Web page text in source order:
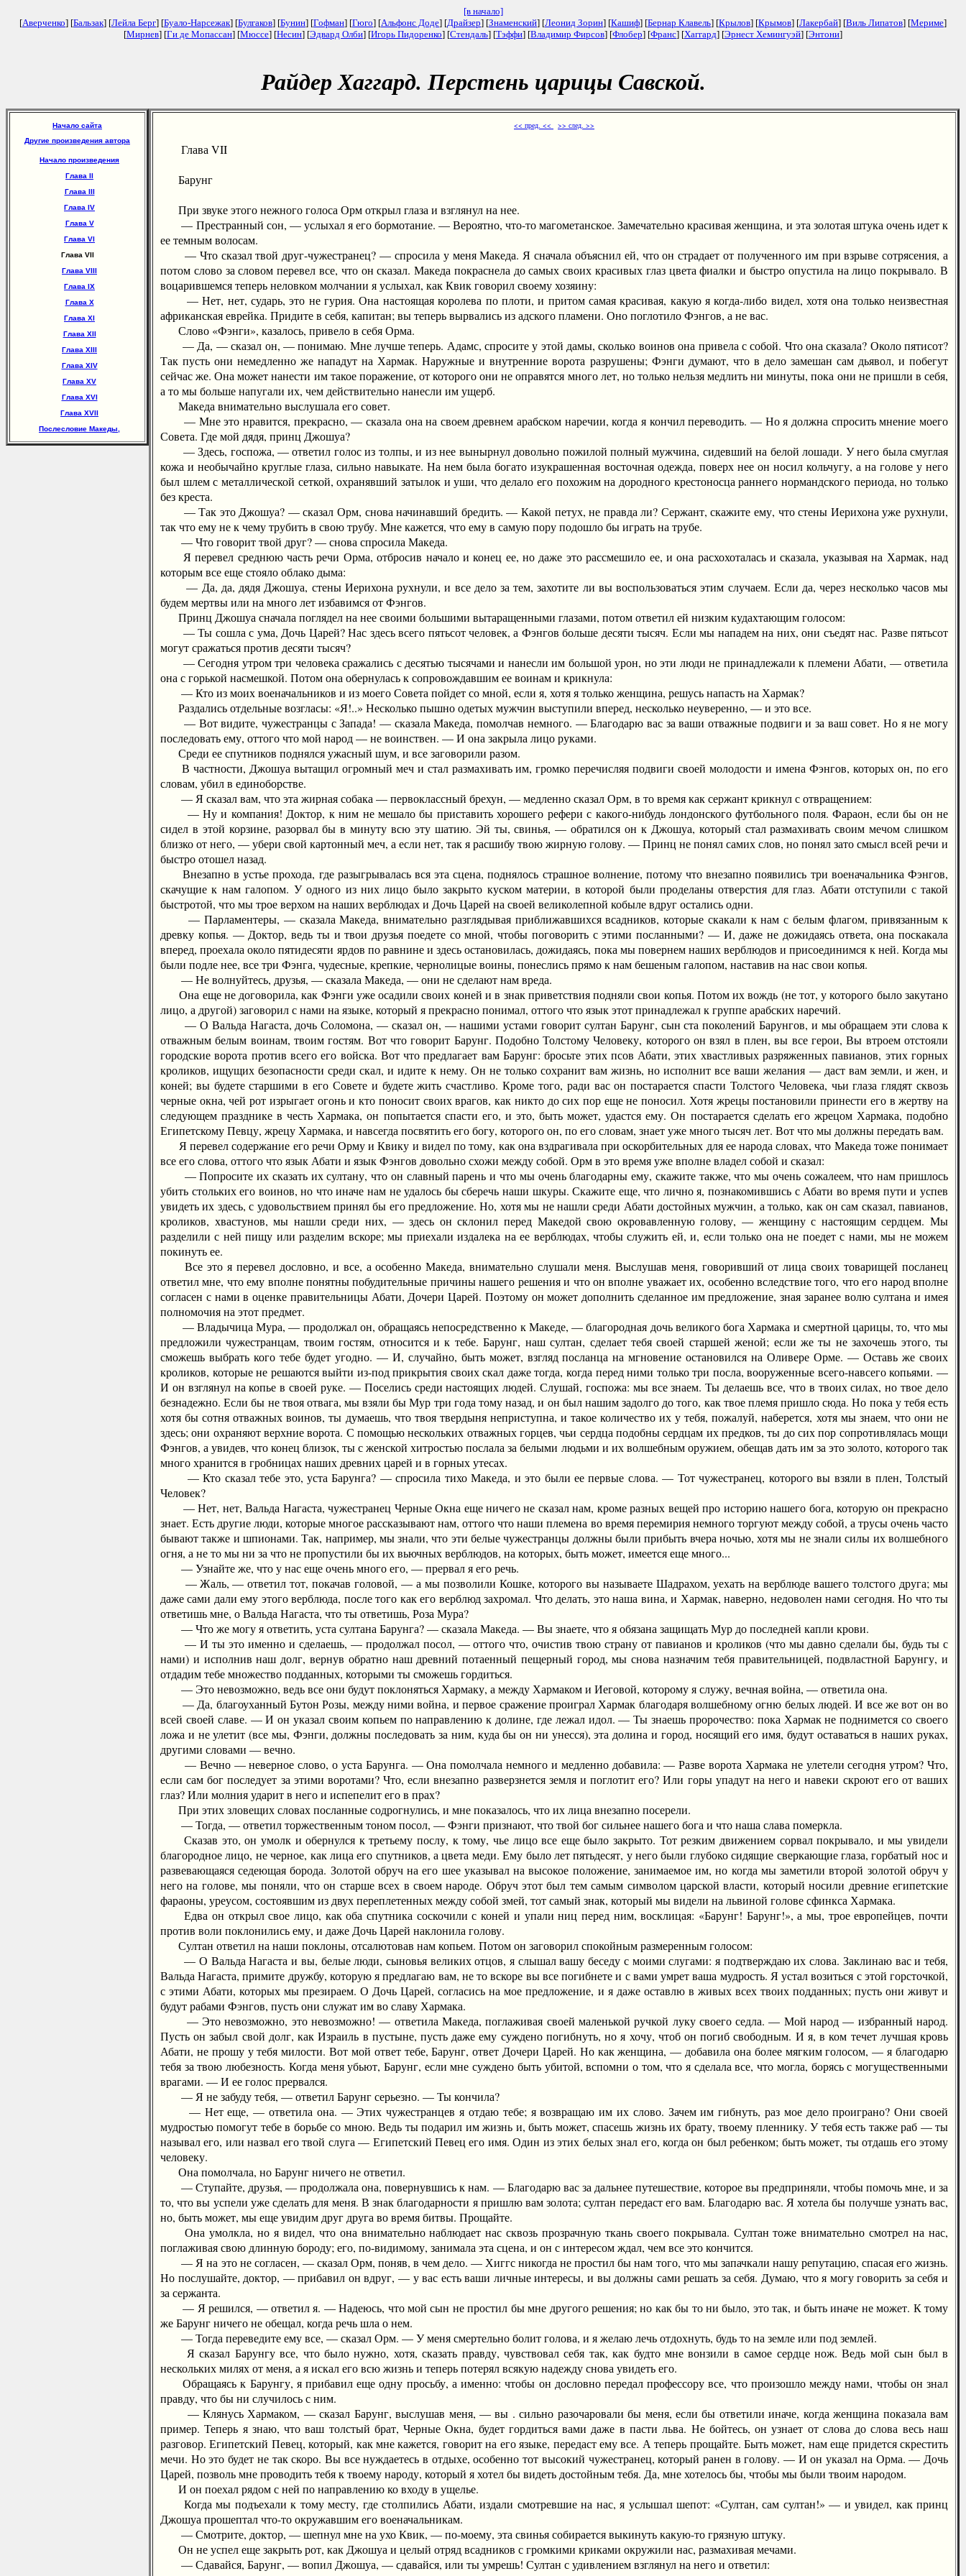
[в начало]
[Аверченко] [Бальзак] [Лейла Берг] [Буало-Нарсежак] [Булгаков] [Бунин] [Гофман] [Гюго] [Альфонс Доде] [Драйзер] [Знаменский] [Леонид Зорин] [Кашиф] [Бернар Клавель] [Крылов] [Крымов] [Лакербай] [Виль Липатов] [Мериме]
[Мирнев] [Ги де Мопассан] [Мюссе] [Несин] [Эдвард Олби] [Игорь Пидоренко] [Стендаль] [Тэффи] [Владимир Фирсов] [Флобер] [Франс] [Хаггард] [Эрнест Хемингуэй] [Энтони]
Райдер Хаггард. Перстень царицы Савской.
Начало сайта
Другие произведения автора
Начало произведения
Глава II
Глава III
Глава IV
Глава V
Глава VI
Глава VII
Глава VIII
Глава IX
Глава X
Глава XI
Глава XII
Глава XIII
Глава XIV
Глава XV
Глава XVI
Глава XVII
Послесловие Македы,
<< пред. << >> след. >>
Глава VII
Барунг
При звуке этого нежного голоса Орм открыл глаза и взглянул на нее.
— Престранный сон, — услыхал я его бормотание. — Вероятно, что-то магометанское. Замечательно красивая женщина, и эта золотая штука очень идет к
ее темным волосам.
— Что сказал твой друг-чужестранец? — спросила у меня Македа. Я сначала объяснил ей, что он страдает от полученного им при взрыве сотрясения, а
потом слово за словом перевел все, что он сказал. Македа покраснела до самых своих красивых глаз цвета фиалки и быстро опустила на лицо покрывало. В
воцарившемся теперь неловком молчании я услыхал, как Квик говорил своему хозяину:
— Нет, нет, сударь, это не гурия. Она настоящая королева по плоти, и притом самая красивая, какую я когда-либо видел, хотя она только неизвестная
африканская еврейка. Придите в себя, капитан; вы теперь вырвались из адского пламени. Оно поглотило Фэнгов, а не вас.
Слово «Фэнги», казалось, привело в себя Орма.
— Да, — сказал он, — понимаю. Мне лучше теперь. Адамс, спросите у этой дамы, сколько воинов она привела с собой. Что она сказала? Около пятисот?
Так пусть они немедленно же нападут на Хармак. Наружные и внутренние ворота разрушены; Фэнги думают, что в дело замешан сам дьявол, и побегут
сейчас же. Она может нанести им такое поражение, от которого они не оправятся много лет, но только нельзя медлить ни минуты, пока они не пришли в себя,
а то мы больше напугали их, чем действительно нанесли им ущерб.
Македа внимательно выслушала его совет.
— Мне это нравится, прекрасно, — сказала она на своем древнем арабском наречии, когда я кончил переводить. — Но я должна спросить мнение моего
Совета. Где мой дядя, принц Джошуа?
— Здесь, госпожа, — ответил голос из толпы, и из нее вынырнул довольно пожилой полный мужчина, сидевший на белой лошади. У него была смуглая
кожа и необычайно круглые глаза, сильно навыкате. На нем была богато изукрашенная восточная одежда, поверх нее он носил кольчугу, а на голове у него
был шлем с металлической сеткой, охранявший затылок и уши, что делало его похожим на дородного крестоносца раннего нормандского периода, но только
без креста.
— Так это Джошуа? — сказал Орм, снова начинавший бредить. — Какой петух, не правда ли? Сержант, скажите ему, что стены Иерихона уже рухнули,
так что ему не к чему трубить в свою трубу. Мне кажется, что ему в самую пору подошло бы играть на трубе.
— Что говорит твой друг? — снова спросила Македа.
Я перевел среднюю часть речи Орма, отбросив начало и конец ее, но даже это рассмешило ее, и она расхохоталась и сказала, указывая на Хармак, над
которым все еще стояло облако дыма:
— Да, да, дядя Джошуа, стены Иерихона рухнули, и все дело за тем, захотите ли вы воспользоваться этим случаем. Если да, через несколько часов мы
будем мертвы или на много лет избавимся от Фэнгов.
Принц Джошуа сначала поглядел на нее своими большими вытаращенными глазами, потом ответил ей низким кудахтающим голосом:
— Ты сошла с ума, Дочь Царей? Нас здесь всего пятьсот человек, а Фэнгов больше десяти тысяч. Если мы нападем на них, они съедят нас. Разве пятьсот
могут сражаться против десяти тысяч?
— Сегодня утром три человека сражались с десятью тысячами и нанесли им большой урон, но эти люди не принадлежали к племени Абати, — ответила
она с горькой насмешкой. Потом она обернулась к сопровождавшим ее воинам и крикнула:
— Кто из моих военачальников и из моего Совета пойдет со мной, если я, хотя я только женщина, решусь напасть на Хармак?
Раздались отдельные возгласы: «Я!..» Несколько пышно одетых мужчин выступили вперед, несколько неуверенно, — и это все.
— Вот видите, чужестранцы с Запада! — сказала Македа, помолчав немного. — Благодарю вас за ваши отважные подвиги и за ваш совет. Но я не могу
последовать ему, оттого что мой народ — не воинствен. — И она закрыла лицо руками.
Среди ее спутников поднялся ужасный шум, и все заговорили разом.
В частности, Джошуа вытащил огромный меч и стал размахивать им, громко перечисляя подвиги своей молодости и имена Фэнгов, которых он, по его
словам, убил в единоборстве.
— Я сказал вам, что эта жирная собака — первоклассный брехун, — медленно сказал Орм, в то время как сержант крикнул с отвращением:
— Ну и компания! Доктор, к ним не мешало бы приставить хорошего рефери с какого-нибудь лондонского футбольного поля. Фараон, если бы он не
сидел в этой корзине, разорвал бы в минуту всю эту шатию. Эй ты, свинья, — обратился он к Джошуа, который стал размахивать своим мечом слишком
близко от него, — убери свой картонный меч, а если нет, так я расшибу твою жирную голову. — Принц не понял самих слов, но понял зато смысл всей речи и
быстро отошел назад.
Внезапно в устье прохода, где разыгрывалась вся эта сцена, поднялось страшное волнение, потому что внезапно появились три военачальника Фэнгов,
скачущие к нам галопом. У одного из них лицо было закрыто куском материи, в которой были проделаны отверстия для глаз. Абати отступили с такой
быстротой, что мы трое верхом на наших верблюдах и Дочь Царей на своей великолепной кобыле вдруг остались одни.
— Парламентеры, — сказала Македа, внимательно разглядывая приближавшихся всадников, которые скакали к нам с белым флагом, привязанным к
древку копья. — Доктор, ведь ты и твои друзья поедете со мной, чтобы поговорить с этими посланными? — И, даже не дожидаясь ответа, она поскакала
вперед, проехала около пятидесяти ярдов по равнине и здесь остановилась, дожидаясь, пока мы повернем наших верблюдов и присоединимся к ней. Когда мы
были подле нее, все три Фэнга, чудесные, крепкие, чернолицые воины, понеслись прямо к нам бешеным галопом, наставив на нас свои копья.
— Не волнуйтесь, друзья, — сказала Македа, — они не сделают нам вреда.
Она еще не договорила, как Фэнги уже осадили своих коней и в знак приветствия подняли свои копья. Потом их вождь (не тот, у которого было закутано
лицо, а другой) заговорил с нами на языке, который я прекрасно понимал, оттого что язык этот принадлежал к группе арабских наречий.
— О Вальда Нагаста, дочь Соломона, — сказал он, — нашими устами говорит султан Барунг, сын ста поколений Барунгов, и мы обращаем эти слова к
отважным белым воинам, твоим гостям. Вот что говорит Барунг. Подобно Толстому Человеку, которого он взял в плен, вы все герои, Вы втроем отстояли
городские ворота против всего его войска. Вот что предлагает вам Барунг: бросьте этих псов Абати, этих хвастливых разряженных павианов, этих горных
кроликов, ищущих безопасности среди скал, и идите к нему. Он не только сохранит вам жизнь, но исполнит все ваши желания — даст вам земли, и жен, и
коней; вы будете старшими в его Совете и будете жить счастливо. Кроме того, ради вас он постарается спасти Толстого Человека, чьи глаза глядят сквозь
черные окна, чей рот изрыгает огонь и кто поносит своих врагов, как никто до сих пор еще не поносил. Хотя жрецы постановили принести его в жертву на
следующем празднике в честь Хармака, он попытается спасти его, и это, быть может, удастся ему. Он постарается сделать его жрецом Хармака, подобно
Египетскому Певцу, жрецу Хармака, и навсегда посвятить его богу, которого он, по его словам, знает уже много тысяч лет. Вот что мы должны передать вам.
Я перевел содержание его речи Орму и Квику и видел по тому, как она вздрагивала при оскорбительных для ее народа словах, что Македа тоже понимает
все его слова, оттого что язык Абати и язык Фэнгов довольно схожи между собой. Орм в это время уже вполне владел собой и сказал:
— Попросите их сказать их султану, что он славный парень и что мы очень благодарны ему, скажите также, что мы очень сожалеем, что нам пришлось
убить стольких его воинов, но что иначе нам не удалось бы сберечь наши шкуры. Скажите еще, что лично я, познакомившись с Абати во время пути и успев
увидеть их здесь, с удовольствием принял бы его предложение. Но, хотя мы не нашли среди Абати достойных мужчин, а только, как он сам сказал, павианов,
кроликов, хвастунов, мы нашли среди них, — здесь он склонил перед Македой свою окровавленную голову, — женщину с настоящим сердцем. Мы
разделили с ней пищу или разделим вскоре; мы приехали издалека на ее верблюдах, чтобы служить ей, и, если только она не поедет с нами, мы не можем
покинуть ее.
Все это я перевел дословно, и все, а особенно Македа, внимательно слушали меня. Выслушав меня, говоривший от лица своих товарищей посланец
ответил мне, что ему вполне понятны побудительные причины нашего решения и что он вполне уважает их, особенно вследствие того, что его народ вполне
согласен с нами в оценке правительницы Абати, Дочери Царей. Поэтому он может дополнить сделанное им предложение, зная заранее волю султана и имея
полномочия на этот предмет.
— Владычица Мура, — продолжал он, обращаясь непосредственно к Македе, — благородная дочь великого бога Хармака и смертной царицы, то, что мы
предложили чужестранцам, твоим гостям, относится и к тебе. Барунг, наш султан, сделает тебя своей старшей женой; если же ты не захочешь этого, ты
сможешь выбрать кого тебе будет угодно. — И, случайно, быть может, взгляд посланца на мгновение остановился на Оливере Орме. — Оставь же своих
кроликов, которые не решаются выйти из-под прикрытия своих скал даже тогда, когда перед ними только три посла, вооруженные всего-навсего копьями. —
И он взглянул на копье в своей руке. — Поселись среди настоящих людей. Слушай, госпожа: мы все знаем. Ты делаешь все, что в твоих силах, но твое дело
безнадежно. Если бы не твоя отвага, мы взяли бы Мур три года тому назад, и он был нашим задолго до того, как твое племя пришло сюда. Но пока у тебя есть
хотя бы сотня отважных воинов, ты думаешь, что твоя твердыня неприступна, и такое количество их у тебя, пожалуй, наберется, хотя мы знаем, что они не
здесь; они охраняют верхние ворота. С помощью нескольких отважных горцев, чьи сердца подобны сердцам их предков, ты до сих пор сопротивлялась мощи
Фэнгов, а увидев, что конец близок, ты с женской хитростью послала за белыми людьми и их волшебным оружием, обещав дать им за это золото, которого так
много хранится в гробницах наших древних царей и в горных утесах.
— Кто сказал тебе это, уста Барунга? — спросила тихо Македа, и это были ее первые слова. — Тот чужестранец, которого вы взяли в плен, Толстый
Человек?
— Нет, нет, Вальда Нагаста, чужестранец Черные Окна еще ничего не сказал нам, кроме разных вещей про историю нашего бога, которую он прекрасно
знает. Есть другие люди, которые многое рассказывают нам, оттого что наши племена во время перемирия немного торгуют между собой, а трусы очень часто
бывают также и шпионами. Так, например, мы знали, что эти белые чужестранцы должны были прибыть вчера ночью, хотя мы не знали силы их волшебного
огня, а не то мы ни за что не пропустили бы их вьючных верблюдов, на которых, быть может, имеется еще много...
— Узнайте же, что у нас еще очень много его, — прервал я его речь.
— Жаль, — ответил тот, покачав головой, — а мы позволили Кошке, которого вы называете Шадрахом, уехать на верблюде вашего толстого друга; мы
даже сами дали ему этого верблюда, после того как его верблюд захромал. Что делать, это наша вина, и Хармак, наверно, недоволен нами сегодня. Но что ты
ответишь мне, о Вальда Нагаста, что ты ответишь, Роза Мура?
— Что же могу я ответить, уста султана Барунга? — сказала Македа. — Вы знаете, что я обязана защищать Мур до последней капли крови.
— И ты это именно и сделаешь, — продолжал посол, — оттого что, очистив твою страну от павианов и кроликов (что мы давно сделали бы, будь ты с
нами) и исполнив наш долг, вернув обратно наш древний потаенный пещерный город, мы снова назначим тебя правительницей, подвластной Барунгу, и
отдадим тебе множество подданных, которыми ты сможешь гордиться.
— Это невозможно, ведь все они будут поклоняться Хармаку, а между Хармаком и Иеговой, которому я служу, вечная война, — ответила она.
— Да, благоуханный Бутон Розы, между ними война, и первое сражение проиграл Хармак благодаря волшебному огню белых людей. И все же вот он во
всей своей славе. — И он указал своим копьем по направлению к долине, где лежал идол. — Ты знаешь пророчество: пока Хармак не поднимется со своего
ложа и не улетит (все мы, Фэнги, должны последовать за ним, куда бы он ни унесся), эта долина и город, носящий его имя, будут оставаться в наших руках,
другими словами — вечно.
— Вечно — неверное слово, о уста Барунга. — Она помолчала немного и медленно добавила: — Разве ворота Хармака не улетели сегодня утром? Что,
если сам бог последует за этими воротами? Что, если внезапно разверзнется земля и поглотит его? Или горы упадут на него и навеки скроют его от ваших
глаз? Или молния ударит в него и испепелит его в прах?
При этих зловещих словах посланные содрогнулись, и мне показалось, что их лица внезапно посерели.
— Тогда, — ответил торжественным тоном посол, — Фэнги признают, что твой бог сильнее нашего бога и что наша слава померкла.
Сказав это, он умолк и обернулся к третьему послу, к тому, чье лицо все еще было закрыто. Тот резким движением сорвал покрывало, и мы увидели
благородное лицо, не черное, как лица его спутников, а цвета меди. Ему было лет пятьдесят, у него были глубоко сидящие сверкающие глаза, горбатый нос и
развевающаяся седеющая борода. Золотой обруч на его шее указывал на высокое положение, занимаемое им, но когда мы заметили второй золотой обруч у
него на голове, мы поняли, что он старше всех в своем народе. Обруч этот был тем самым символом царской власти, который носили древние египетские
фараоны, уреусом, состоявшим из двух переплетенных между собой змей, тот самый знак, который мы видели на львиной голове сфинкса Хармака.
Едва он открыл свое лицо, как оба спутника соскочили с коней и упали ниц перед ним, восклицая: «Барунг! Барунг!», а мы, трое европейцев, почти
против воли поклонились ему, и даже Дочь Царей наклонила голову.
Султан ответил на наши поклоны, отсалютовав нам копьем. Потом он заговорил спокойным размеренным голосом:
— О Вальда Нагаста и вы, белые люди, сыновья великих отцов, я слышал вашу беседу с моими слугами: я подтверждаю их слова. Заклинаю вас и тебя,
Вальда Нагаста, примите дружбу, которую я предлагаю вам, не то вскоре вы все погибнете и с вами умрет ваша мудрость. Я устал возиться с этой горсточкой,
с этими Абати, которых мы презираем. О Дочь Царей, согласись на мое предложение, и я даже оставлю в живых всех твоих подданных; пусть они живут и
будут рабами Фэнгов, пусть они служат им во славу Хармака.
— Это невозможно, это невозможно! — ответила Македа, поглаживая своей маленькой ручкой луку своего седла. — Мой народ — избранный народ.
Пусть он забыл свой долг, как Израиль в пустыне, пусть даже ему суждено погибнуть, но я хочу, чтоб он погиб свободным. И я, в ком течет лучшая кровь
Абати, не прошу у тебя милости. Вот мой ответ тебе, Барунг, ответ Дочери Царей. Но как женщина, — добавила она более мягким голосом, — я благодарю
тебя за твою любезность. Когда меня убьют, Барунг, если мне суждено быть убитой, вспомни о том, что я сделала все, что могла, борясь с могущественными
врагами. — И ее голос прервался.
— Я не забуду тебя, — ответил Барунг серьезно. — Ты кончила?
— Нет еще, — ответила она. — Этих чужестранцев я отдаю тебе; я возвращаю им их слово. Зачем им гибнуть, раз мое дело проиграно? Они своей
мудростью помогут тебе в борьбе со мною. Ведь ты подарил им жизнь и, быть может, спасешь жизнь их брату, твоему пленнику. У тебя есть также раб — ты
называл его, или назвал его твой слуга — Египетский Певец его имя. Один из этих белых знал его, когда он был ребенком; быть может, ты отдашь его этому
человеку.
Она помолчала, но Барунг ничего не ответил.
— Ступайте, друзья, — продолжала она, повернувшись к нам. — Благодарю вас за дальнее путешествие, которое вы предприняли, чтобы помочь мне, и за
то, что вы успели уже сделать для меня. В знак благодарности я пришлю вам золота; султан передаст его вам. Благодарю вас. Я хотела бы получше узнать вас,
но, быть может, мы еще увидим друг друга во время битвы. Прощайте.
Она умолкла, но я видел, что она внимательно наблюдает нас сквозь прозрачную ткань своего покрывала. Султан тоже внимательно смотрел на нас,
поглаживая свою длинную бороду; его, по-видимому, занимала эта сцена, и он с интересом ждал, чем все это кончится.
— Я на это не согласен, — сказал Орм, поняв, в чем дело. — Хиггс никогда не простил бы нам того, что мы запачкали нашу репутацию, спасая его жизнь.
Но послушайте, доктор, — прибавил он вдруг, — у вас есть ваши личные интересы, и вы должны сами решать за себя. Думаю, что я могу говорить за себя и
за сержанта.
— Я решился, — ответил я. — Надеюсь, что мой сын не простил бы мне другого решения; но как бы то ни было, это так, и быть иначе не может. К тому
же Барунг ничего не обещал, когда речь шла о нем.
— Тогда переведите ему все, — сказал Орм. — У меня смертельно болит голова, и я желаю лечь отдохнуть, будь то на земле или под землей.
Я сказал Барунгу все, что было нужно, хотя, сказать правду, чувствовал себя так, как будто мне вонзили в самое сердце нож. Ведь мой сын был в
нескольких милях от меня, а я искал его всю жизнь и теперь потерял всякую надежду снова увидеть его.
Обращаясь к Барунгу, я прибавил еще одну просьбу, а именно: чтобы он дословно передал профессору все, что произошло между нами, чтобы он знал
правду, что бы ни случилось с ним.
— Клянусь Хармаком, — сказал Барунг, выслушав меня, — вы . сильно разочаровали бы меня, если бы ответили иначе, когда женщина показала вам
пример. Теперь я знаю, что ваш толстый брат, Черные Окна, будет гордиться вами даже в пасти льва. Не бойтесь, он узнает от слова до слова весь наш
разговор. Египетский Певец, который, как мне кажется, говорит на его языке, передаст ему все. А теперь прощайте. Быть может, нам еще придется скрестить
мечи. Но это будет не так скоро. Вы все нуждаетесь в отдыхе, особенно тот высокий чужестранец, который ранен в голову. — И он указал на Орма. — Дочь
Царей, позволь мне проводить тебя к твоему народу, который я хотел бы видеть достойным тебя. Да, мне хотелось бы, чтобы мы были твоим народом.
И он поехал рядом с ней по направлению ко входу в ущелье.
Когда мы подъехали к тому месту, где столпились Абати, издали смотревшие на нас, я услышал шепот: «Султан, сам султан!» — и увидел, как принц
Джошуа прошептал что-то окружавшим его военачальникам.
— Смотрите, доктор, — шепнул мне на ухо Квик, — по-моему, эта свинья собирается выкинуть какую-то грязную штуку.
Он не успел еще закрыть рот, как Джошуа и целый отряд всадников с громкими криками окружили нас, размахивая мечами.
— Сдавайся, Барунг, — вопил Джошуа, — сдавайся, или ты умрешь! Султан с удивлением взглянул на него и ответил: